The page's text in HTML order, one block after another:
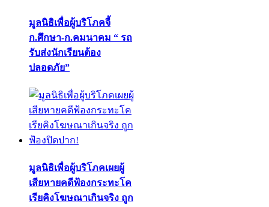
มูลนิธิเพื่อผู้บริโภคจี้
ก.ศึกษา-ก.คมนาคม “ รถ
รับส่งนักเรียนต้อง
ปลอดภัย”
มูลนิธิเพื่อผู้บริโภคเผยผู้
เสียหายคดีฟ้องกระทะโค
เรียคิงโฆษณาเกินจริง ถูก